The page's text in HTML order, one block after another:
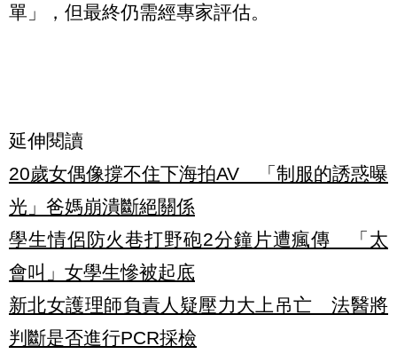
單」，但最終仍需經專家評估。
延伸閱讀
20歲女偶像撐不住下海拍AV 「制服的誘惑曝
光」爸媽崩潰斷絕關係
學生情侶防火巷打野砲2分鐘片遭瘋傳 「太
會叫」女學生慘被起底
新北女護理師負責人疑壓力大上吊亡 法醫將
判斷是否進行PCR採檢